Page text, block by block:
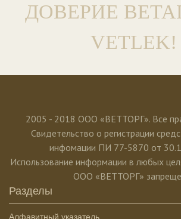
ДОВЕРИЕ
VETLEK!
2005 - 2018 ООО «ВЕТТОРГ». Все
Свидетельство о регистрации
инфомации ПИ 77-5870 от
Использование информации в любых
ООО «ВЕТТОРГ»
Разделы
Алфавитный указатель